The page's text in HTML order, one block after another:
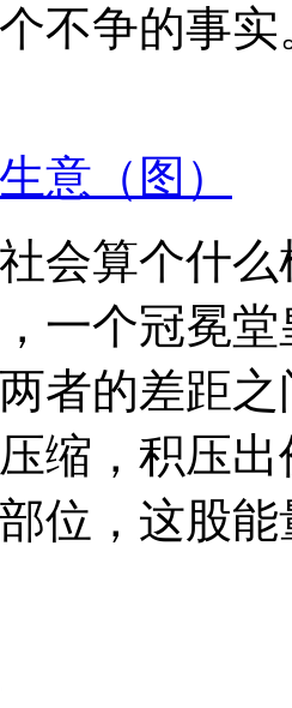
不争的事实
意（图）
会算个什
一个冠冕
者的差距
缩，积压
位，这股